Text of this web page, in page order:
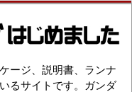
ージ、説明書、ランナ
るサイトです。ガンダ